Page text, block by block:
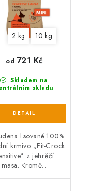
2 kg 10 kg
Skladem na
skladu
od 721 Kč
lisované 100%
krmivo „Fit-Crock
z jehněčí
masa. Kromě...